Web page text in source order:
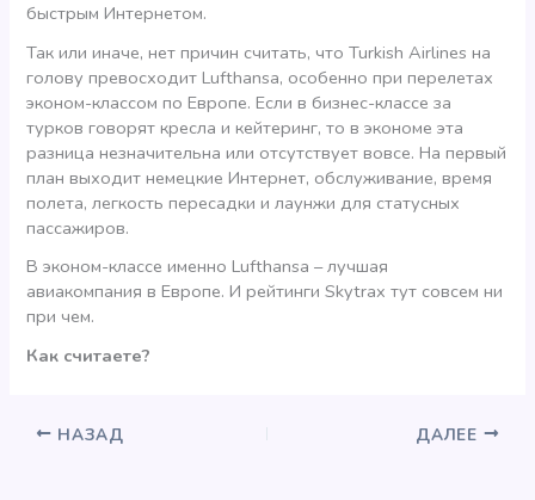
быстрым Интернетом.
Так или иначе, нет причин считать, что Turkish Airlines на
голову превосходит Lufthansa, особенно при перелетах
эконом-классом по Европе. Если в бизнес-классе за
турков говорят кресла и кейтеринг, то в экономе эта
разница незначительна или отсутствует вовсе. На первый
план выходит немецкие Интернет, обслуживание, время
полета, легкость пересадки и лаунжи для статусных
пассажиров.
В эконом-классе именно Lufthansa – лучшая
авиакомпания в Европе. И рейтинги Skytrax тут совсем ни
при чем.
Как считаете?
НАЗАД ДАЛЕЕ